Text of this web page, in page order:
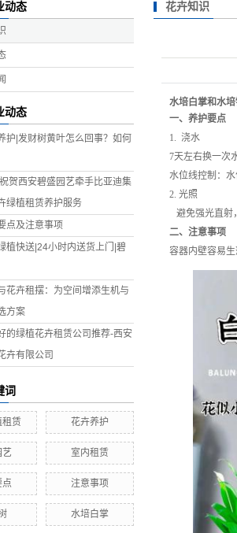
动态
动态
护|发财树黄叶怎么回事？如何
贺西安碧盛园艺牵手比亚迪集
绿植租赁养护服务
点及注意事项
植快送|24小时内送货上门|碧
花卉租摆：为空间增添生机与
方案
的绿植花卉租赁公司推荐-西安
卉有限公司
词
租赁 花卉养护
艺 室内租赁
点 注意事项
水培白掌
花卉知识
水培白掌和水
一、养护要点
1. 浇水
7天左右换一次
水位线控制：水
2. 光照
避免强光直射
二、注意事项
容器内壁容易生